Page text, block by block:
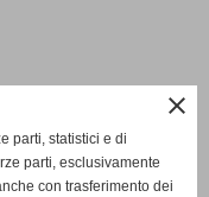
close
parti, statistici e di
parti, esclusivamente
con trasferimento dei